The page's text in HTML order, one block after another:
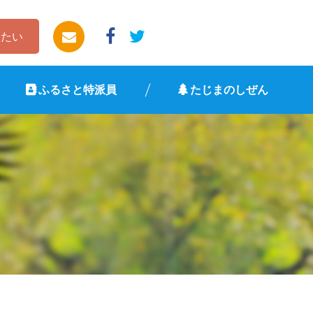
い
ふるさと特派員 たじまのしぜん